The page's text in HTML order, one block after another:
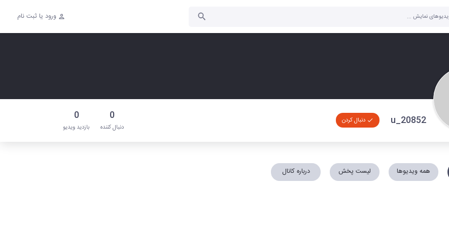
ورود یا ثبت نام
u_20852 دنبال کردن 0
دنبال‌ کننده
0
بازدید ویدیو
همه ویدیوها لیست پخش درباره کانال